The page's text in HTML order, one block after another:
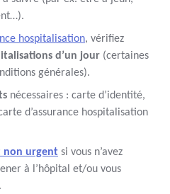
hospitalisation, vérifiez
d’un jour (certaines
générales).
nécessaires : carte d’identité,
d’assurance hospitalisation
non urgent si vous n’avez
à l’hôpital et/ou vous